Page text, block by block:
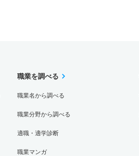
職業を調べる
職業名から調べる
職業分野から調べる
適職・適学診断
職業マンガ